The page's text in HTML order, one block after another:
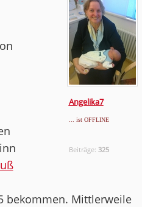
Angelika7
... ist OFFLINE
Beiträge: 325
bekommen. Mittlerweile